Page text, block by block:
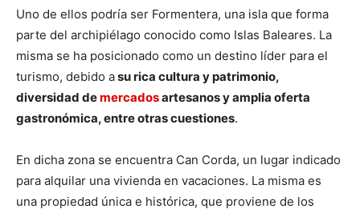
Uno de ellos podría ser Formentera, una isla que forma
parte del archipiélago conocido como Islas Baleares. La
misma se ha posicionado como un destino líder para el
turismo, debido asu rica cultura y patrimonio,
diversidad demercadosartesanos y amplia oferta
gastronómica, entre otras cuestiones.
En dicha zona se encuentra Can Corda, un lugar indicado
para alquilar una vivienda en vacaciones. La misma es
una propiedad única e histórica, que proviene de los